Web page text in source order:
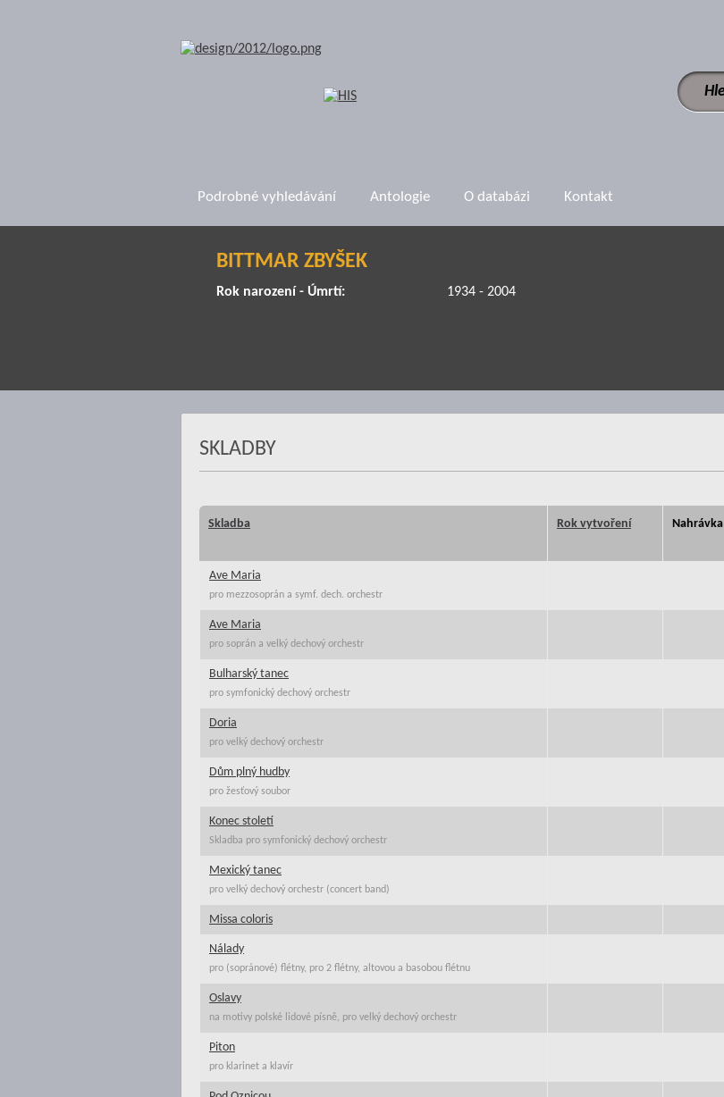
Podrobné vyhledávání Antologie O databázi Kontakt
BITTMAR ZBYŠEK
Rok narození - Úmrtí: 1934 - 2004
SKLADBY
Skladba Rok vytvoření Nahrávka
Ave Maria
pro mezzosoprán a symf. dech. orchestr
Ave Maria
pro soprán a velký dechový orchestr
Bulharský tanec
pro symfonický dechový orchestr
Doria
pro velký dechový orchestr
Dům plný hudby
pro žesťový soubor
Konec století
Skladba pro symfonický dechový orchestr
Mexický tanec
pro velký dechový orchestr (concert band)
Missa coloris
Nálady
pro (sopránové) flétny, pro 2 flétny, altovou a basobou flétnu
Oslavy
na motivy polské lidové písně, pro velký dechový orchestr
Piton
pro klarinet a klavír